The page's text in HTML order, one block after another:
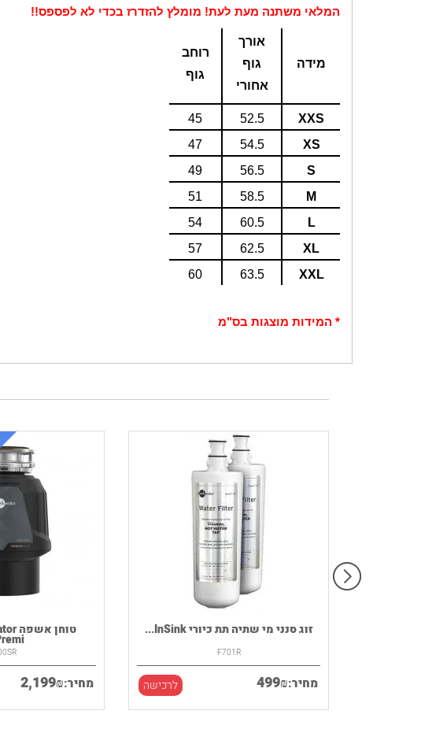
המלאי משתנה מעת לעת! מומלץ להזדרז בכדי לא לפספס!!
מידה
אורך
גוף
אחורי
רוחב
גוף
XXS
52.5
45
XS
54.5
47
S
56.5
49
M
58.5
51
L
60.5
54
XL
62.5
57
XXL
63.5
60
* המידות מוצגות בס"מ
מחיר: 2,199₪
זוג סנני מי שתיה תת כיורי InSink...
F701R
מחיר: 499₪ לרכישה